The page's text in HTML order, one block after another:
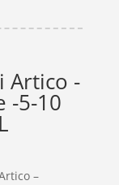
Artico -
-5-10
–